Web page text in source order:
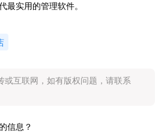
最实用的管理软件。
或互联网，如有版权问题，请联系
信息？